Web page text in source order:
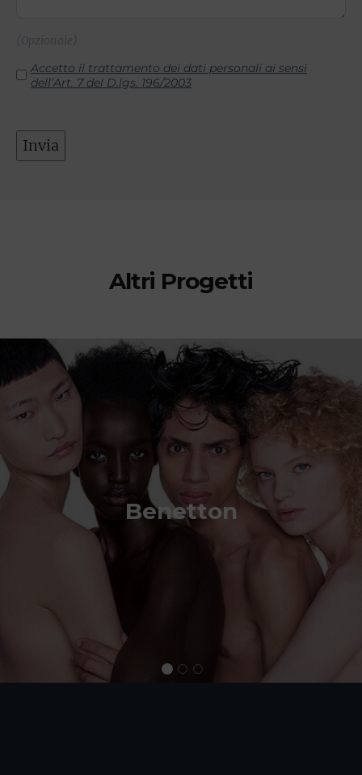
(Opzionale)
Consenso
Accetto il trattamento dei dati personali ai sensi
dell’Art. 7 del D.lgs. 196/2003
Invia
Altri Progetti
Benetton